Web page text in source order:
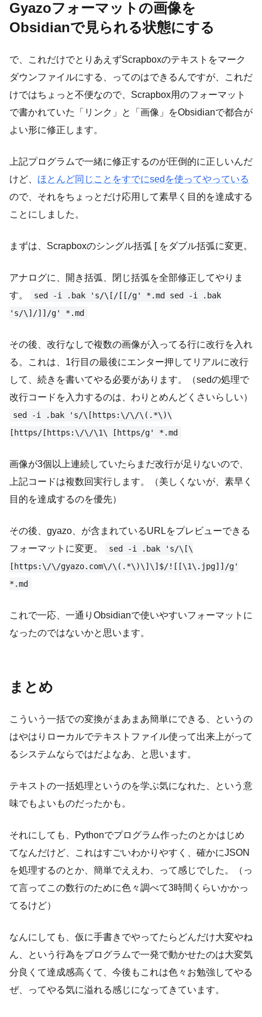
Gyazoフォーマットの画像を
Obsidianで見られる状態にする
で、これだけでとりあえずScrapboxのテキストをマーク
ダウンファイルにする、ってのはできるんですが、これだ
けではちょっと不便なので、Scrapbox用のフォーマット
で書かれていた「リンク」と「画像」をObsidianで都合が
よい形に修正します。
上記プログラムで一緒に修正するのが圧倒的に正しいんだ
けど、 ほとんど同じことをすでにsedを使ってやっている
ので、それをちょっとだけ応用して素早く目的を達成する
ことにしました。
まずは、Scrapboxのシングル括弧 [ をダブル括弧に変更。
アナログに、開き括弧、閉じ括弧を全部修正してやりま
す。
sed -i .bak 's/\[/[[/g' *.md sed -i .bak
's/\]/]]/g' *.md
その後、改行なしで複数の画像が入ってる行に改行を入れ
る。これは、1行目の最後にエンター押してリアルに改行
して、続きを書いてやる必要があります。（sedの処理で
改行コードを入力するのは、わりとめんどくさいらしい）
sed -i .bak 's/\[https:\/\/\(.*\)\
[https/[https:\/\/\1\ [https/g' *.md
画像が3個以上連続していたらまだ改行が足りないので、
上記コードは複数回実行します。（美しくないが、素早く
目的を達成するのを優先）
その後、gyazo、が含まれているURLをプレビューできる
フォーマットに変更。
sed -i .bak 's/\[\
[https:\/\/gyazo.com\/\(.*\)\]\]$/![[\1\.jpg]]/g'
*.md
これで一応、一通りObsidianで使いやすいフォーマットに
なったのではないかと思います。
まとめ
こういう一括での変換がまあまあ簡単にできる、というの
はやはりローカルでテキストファイル使って出来上がって
るシステムならではだよなあ、と思います。
テキストの一括処理というのを学ぶ気になれた、という意
味でもよいものだったかも。
それにしても、Pythonでプログラム作ったのとかはじめ
てなんだけど、これはすごいわかりやすく、確かにJSON
を処理するのとか、簡単でええわ、って感じでした。（っ
て言ってこの数行のために色々調べて3時間くらいかかっ
てるけど）
なんにしても、仮に手書きでやってたらどんだけ大変やね
ん、という行為をプログラムで一発で動かせたのは大変気
分良くて達成感高くて、今後もこれは色々お勉強してやる
ぜ、ってやる気に溢れる感じになってきています。